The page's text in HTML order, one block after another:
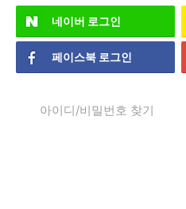
네이버 로그인
페이스북 로그인
아이디/비밀번호 찾기